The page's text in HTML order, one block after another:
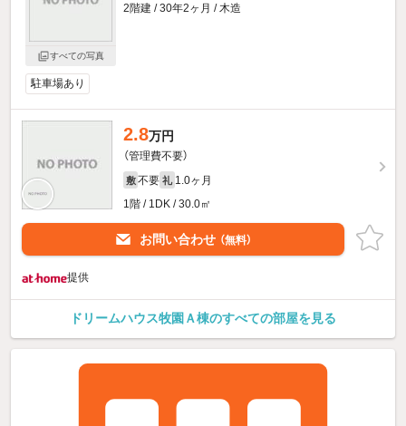
すべての写真
2階建 / 30年2ヶ月 / 木造
駐車場あり
2.8万円
（管理費不要）
敷 不要 礼 1.0ヶ月
1階 / 1DK / 30.0㎡
お問い合わせ （無料）
提供
ドリームハウス牧園Ａ棟のすべての部屋を見る